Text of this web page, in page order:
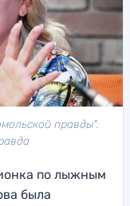
правды".
по лыжным
была